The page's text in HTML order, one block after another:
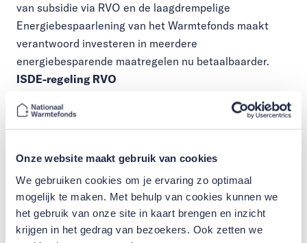
Onze website maakt gebruik van cookies
We gebruiken cookies om je ervaring zo optimaal
mogelijk te maken. Met behulp van cookies kunnen we
het gebruik van onze site in kaart brengen en inzicht
krijgen in het gedrag van bezoekers. Ook zetten we
van subsidie via RVO en de laagdrempelige
Energiebespaarlening van het Warmtefonds maakt
verantwoord investeren in meerdere
energiebesparende maatregelen nu betaalbaarder.
ISDE-regeling RVO
voor subsidie om te verduurzamen. Het bedrag is
onderdeel van de Investeringssubsidie Duurzame
ook daadwerkelijk in het huis wonen. Met de volgende
vier ingrepen maak je als huiseigenaar aanspraak op
deISDE van RVO:
aansluiting op het warmtenet